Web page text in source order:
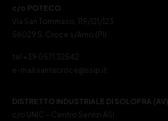
c/o POTECO
Via San Tommaso, 119/121/123
56029 S. Croce s/Arno (PI)
tel +39 0571 32542
e-mail santacroce@ssip.it
DISTRETTO INDUSTRIALE DI SOLOFRA (AV)
c/o UNIC – Centro Servizi ASI